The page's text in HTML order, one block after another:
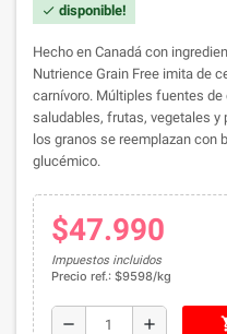
check disponible!
Hecho en Canadá con
Nutrience Grain Free imita de
carnívoro. Múltiples fuentes de
saludables, frutas, vegetales
los granos se reemplazan con
glucémico.
$47.990
Impuestos incluidos
Precio ref.: $9598/kg
remove add